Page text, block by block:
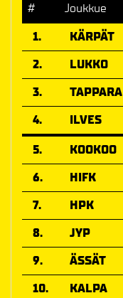
# Joukkue
1.
KÄRPÄT
2.
LUKKO
3.
TAPPARA
4.
ILVES
5.
KOOKOO
6.
HIFK
7.
HPK
8.
JYP
9.
ÄSSÄT
10.
KALPA